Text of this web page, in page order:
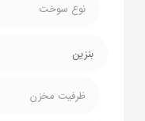
نوع سوخت
بنزین
ظرفیت مخزن